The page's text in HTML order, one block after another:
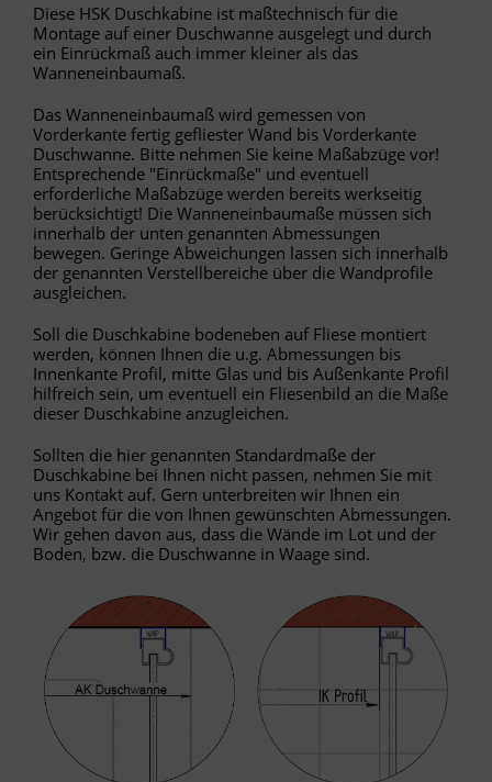
Diese HSK Duschkabine ist maßtechnisch für die
Montage auf einer Duschwanne ausgelegt und durch
ein Einrückmaß auch immer kleiner als das
Wanneneinbaumaß.
Das Wanneneinbaumaß wird gemessen von
Vorderkante fertig gefliester Wand bis Vorderkante
Duschwanne. Bitte nehmen Sie keine Maßabzüge vor!
Entsprechende "Einrückmaße" und eventuell
erforderliche Maßabzüge werden bereits werkseitig
berücksichtigt! Die Wanneneinbaumaße müssen sich
innerhalb der unten genannten Abmessungen
bewegen. Geringe Abweichungen lassen sich innerhalb
der genannten Verstellbereiche über die Wandprofile
ausgleichen.
Soll die Duschkabine bodeneben auf Fliese montiert
werden, können Ihnen die u.g. Abmessungen bis
Innenkante Profil, mitte Glas und bis Außenkante Profil
hilfreich sein, um eventuell ein Fliesenbild an die Maße
dieser Duschkabine anzugleichen.
Sollten die hier genannten Standardmaße der
Duschkabine bei Ihnen nicht passen, nehmen Sie mit
uns Kontakt auf. Gern unterbreiten wir Ihnen ein
Angebot für die von Ihnen gewünschten Abmessungen.
Wir gehen davon aus, dass die Wände im Lot und der
Boden, bzw. die Duschwanne in Waage sind.